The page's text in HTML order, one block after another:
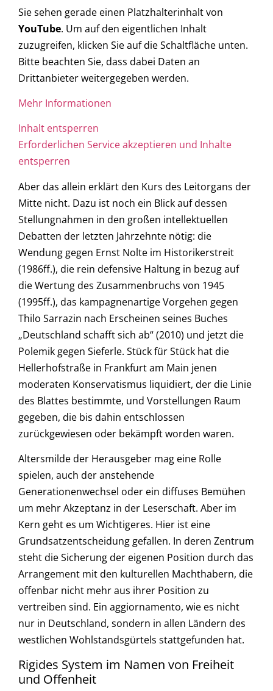
Sie sehen gerade einen Platzhalterinhalt von
YouTube. Um auf den eigentlichen Inhalt
zuzugreifen, klicken Sie auf die Schaltfläche unten.
Bitte beachten Sie, dass dabei Daten an
Drittanbieter weitergegeben werden.
Mehr Informationen
Inhalt entsperren
Erforderlichen Service akzeptieren und Inhalte
entsperren
Aber das allein erklärt den Kurs des Leitorgans der
Mitte nicht. Dazu ist noch ein Blick auf dessen
Stellungnahmen in den großen intellektuellen
Debatten der letzten Jahrzehnte nötig: die
Wendung gegen Ernst Nolte im Historikerstreit
(1986ff.), die rein defensive Haltung in bezug auf
die Wertung des Zusammenbruchs von 1945
(1995ff.), das kampagnenartige Vorgehen gegen
Thilo Sarrazin nach Erscheinen seines Buches
„Deutschland schafft sich ab“ (2010) und jetzt die
Polemik gegen Sieferle. Stück für Stück hat die
Hellerhofstraße in Frankfurt am Main jenen
moderaten Konservatismus liquidiert, der die Linie
des Blattes bestimmte, und Vorstellungen Raum
gegeben, die bis dahin entschlossen
zurückgewiesen oder bekämpft worden waren.
Altersmilde der Herausgeber mag eine Rolle
spielen, auch der anstehende
Generationenwechsel oder ein diffuses Bemühen
um mehr Akzeptanz in der Leserschaft. Aber im
Kern geht es um Wichtigeres. Hier ist eine
Grundsatzentscheidung gefallen. In deren Zentrum
steht die Sicherung der eigenen Position durch das
Arrangement mit den kulturellen Machthabern, die
offenbar nicht mehr aus ihrer Position zu
vertreiben sind. Ein aggiornamento, wie es nicht
nur in Deutschland, sondern in allen Ländern des
westlichen Wohlstandsgürtels stattgefunden hat.
Rigides System im Namen von Freiheit
und Offenheit